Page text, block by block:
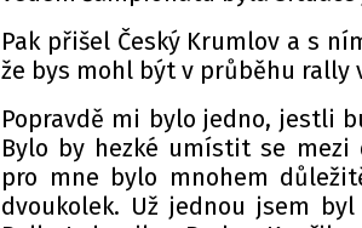
Pak přišel Český Krumlov a s
že bys mohl být v průběhu rally
Popravdě mi bylo jedno, jestli
Bylo by hezké umístit se mezi
pro mne bylo mnohem
dvoukolek. Už jednou jsem